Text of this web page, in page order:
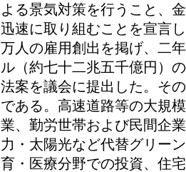
よる景気対策を行うこと、
迅速に取り組むことを宣言
万人の雇用創出を掲げ、二
ル（約七十二兆五千億円）
法案を議会に提出した。そ
である。高速道路等の大規
業、勤労世帯および民間企
力・太陽光など代替グリー
育・医療分野での投資、住